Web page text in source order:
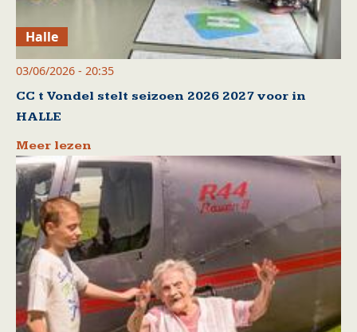
Halle
03/06/2026 - 20:35
CC t Vondel stelt seizoen 2026 2027 voor in
HALLE
Meer lezen